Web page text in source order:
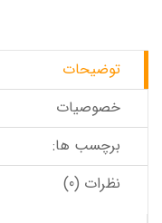
توضیحات
خصوصیات
برچسب ها:
نظرات (0)